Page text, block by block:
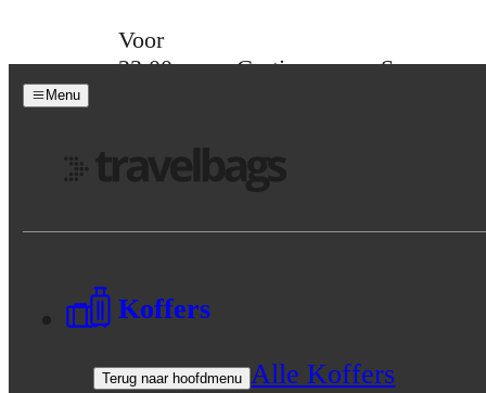
Voor
23:00
Gratis
Spaar
Menu
Koffers
Terug naar hoofdmenu
Alle Koffers